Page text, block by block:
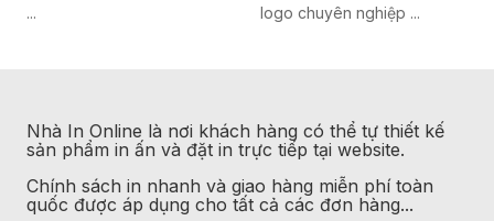
...
logo chuyên nghiệp ...
Nhà In Online là nơi khách hàng có thể tự thiết kế
sản phẩm in ấn và đặt in trực tiếp tại website.
Chính sách in nhanh và giao hàng miễn phí toàn
quốc được áp dụng cho tất cả các đơn hàng...